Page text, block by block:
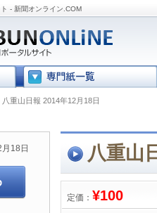
- 新聞オンライン.COM
八重山日報 2014年12月18日
八重山
定価： ¥100